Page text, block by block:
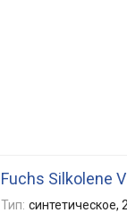
Fuchs Silkolene
Тип: синтетическое,